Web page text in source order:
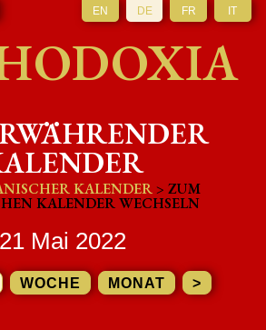
EN DE FR IT
KALENDER > ZUM
KALENDER WECHSELN
21 Mai 2022
WOCHE MONAT >